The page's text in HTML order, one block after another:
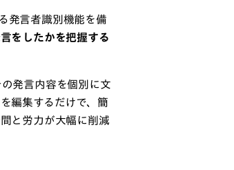
発言者識別機能を備
をしたかを把握する
発言内容を個別に文
編集するだけで、簡
と労力が大幅に削減